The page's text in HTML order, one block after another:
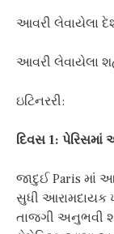
આવરી લેવાયેલા
આવરી લેવાયેલા
ઇટિનરરી:
દિવસ 1:
જાદુઈ Paris માં
સુધી આરામદાયક
તાજગી અનુભવી